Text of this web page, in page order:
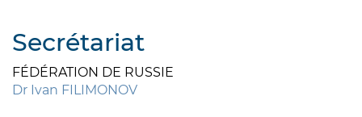
Secrétariat
FÉDÉRATION DE RUSSIE
Dr Ivan FILIMONOV